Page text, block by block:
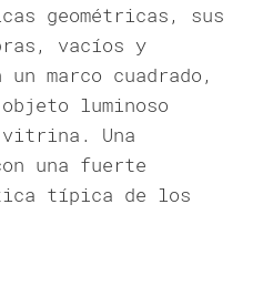
geométricas, sus
vacíos y
marco cuadrado,
luminoso
Una
una fuerte
típica de los